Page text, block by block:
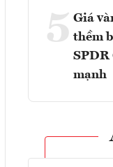
5 Giá
thềm
SPDR
mạnh